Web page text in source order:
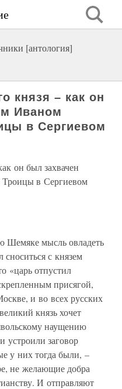
[антология]
князя – как он
Иваном
в Сергиевом
он был захвачен
в Сергиевом
мысль овладеть
с князем
«царь отпустил
присягой,
и во всех русских
князь хочет
наущению
устроили заговор
у них тогда были, –
не желающие добра
И отправляют